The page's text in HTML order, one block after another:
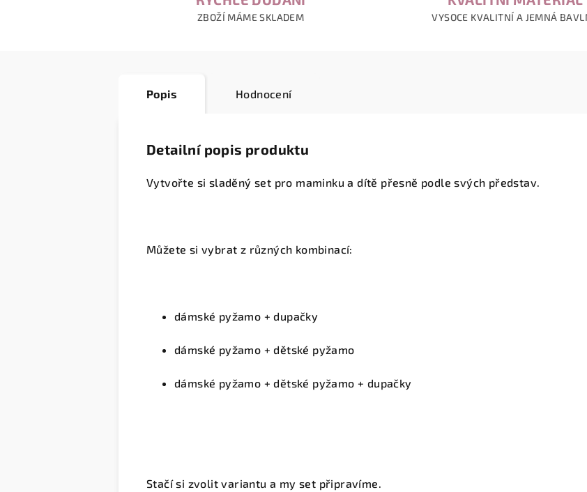
ZBOŽÍ MÁME SKLADEM VYSOCE KVALITNÍ A JEMNÁ
Popis Hodnocení
Detailní popis produktu
Vytvořte si sladěný set pro maminku a dítě přesně podle svých představ.
Můžete si vybrat z různých kombinací:
dámské pyžamo + dupačky
dámské pyžamo + dětské pyžamo
dámské pyžamo + dětské pyžamo + dupačky
Stačí si zvolit variantu a my set připravíme.